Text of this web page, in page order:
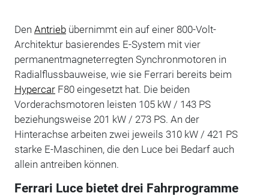
Den Antriebübernimmt ein auf einer 800-Volt-
Architektur basierendes E-System mit vier
permanentmagneterregten Synchronmotoren in
Radialflussbauweise, wie sie Ferrari bereits beim
HypercarF80 eingesetzt hat. Die beiden
Vorderachsmotoren leisten 105 kW / 143 PS
beziehungsweise 201 kW / 273 PS. An der
Hinterachse arbeiten zwei jeweils 310 kW / 421 PS
starke E-Maschinen, die den Luce bei Bedarf auch
allein antreiben können.
Ferrari Luce bietet drei Fahrprogramme